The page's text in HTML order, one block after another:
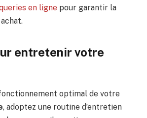
en ligne pour garantir la
entretenir votre
optimal de votre
, adoptez une routine d’entretien